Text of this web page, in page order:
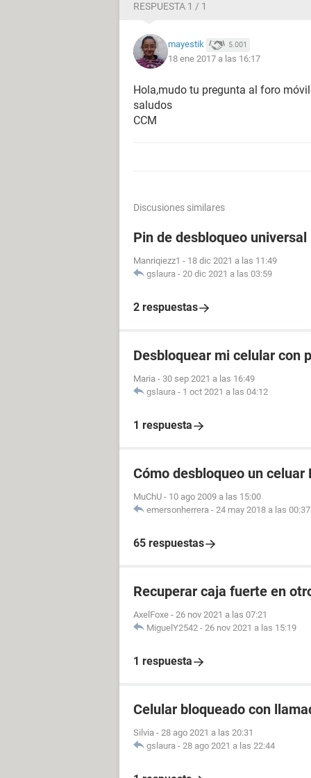
RESPUESTA 1 / 1
mayestik 5.001
18 ene 2017 a las 16:17
Hola,mudo tu pregunta al foro
saludos
CCM
Discusiones similares
Pin de desbloqueo
Manriqiezz1 - 18 dic 2021 a las 11:49
gslaura - 20 dic 2021 a las 03:59
2 respuestas
Desbloquear mi celular con
Maria - 30 sep 2021 a las 16:49
gslaura - 1 oct 2021 a las 04:12
1 respuesta
Cómo desbloqueo un
MuChU - 10 ago 2009 a las 15:00
emersonherrera - 24 may 2018 a las 00:37
65 respuestas
Recuperar caja fuerte en
AxelFoxe - 26 nov 2021 a las 07:21
MiguelY2542 - 26 nov 2021 a las 15:19
1 respuesta
Celular bloqueado con
Silvia - 28 ago 2021 a las 20:31
gslaura - 28 ago 2021 a las 22:44